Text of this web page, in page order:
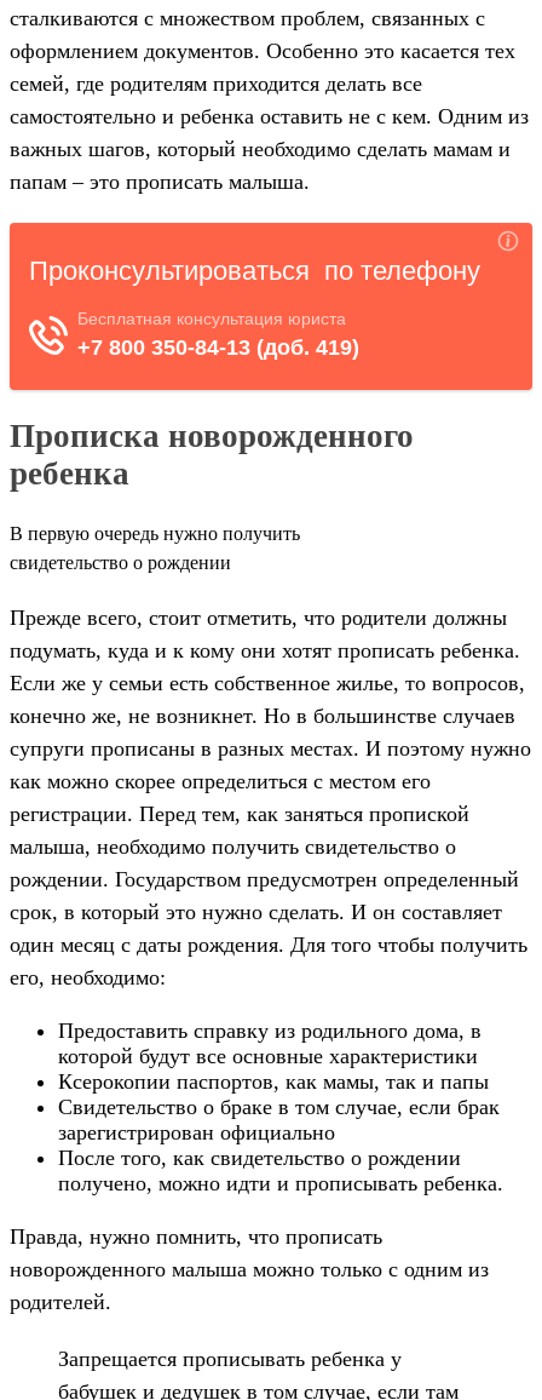
сталкиваются с множеством проблем, связанных с
оформлением документов. Особенно это касается тех
семей, где родителям приходится делать все
самостоятельно и ребенка оставить не с кем. Одним из
важных шагов, который необходимо сделать мамам и
папам – это прописать малыша.
Прописка новорожденного
ребенка
В первую очередь нужно получить
свидетельство о рождении
Прежде всего, стоит отметить, что родители должны
подумать, куда и к кому они хотят прописать ребенка.
Если же у семьи есть собственное жилье, то вопросов,
конечно же, не возникнет. Но в большинстве случаев
супруги прописаны в разных местах. И поэтому нужно
как можно скорее определиться с местом его
регистрации. Перед тем, как заняться пропиской
малыша, необходимо получить свидетельство о
рождении. Государством предусмотрен определенный
срок, в который это нужно сделать. И он составляет
один месяц с даты рождения. Для того чтобы получить
его, необходимо:
Предоставить справку из родильного дома, в
которой будут все основные характеристики
Ксерокопии паспортов, как мамы, так и папы
Свидетельство о браке в том случае, если брак
зарегистрирован официально
После того, как свидетельство о рождении
получено, можно идти и прописывать ребенка.
Правда, нужно помнить, что прописать
новорожденного малыша можно только с одним из
родителей.
Запрещается прописывать ребенка у
бабушек и дедушек в том случае, если там